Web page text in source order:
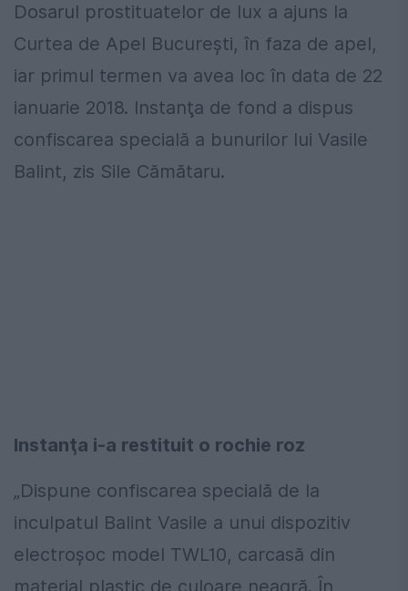
Dosarul prostituatelor de lux a ajuns la
Curtea de Apel Bucureşti, în faza de apel,
iar primul termen va avea loc în data de 22
ianuarie 2018. Instanţa de fond a dispus
confiscarea specială a bunurilor lui Vasile
Balint, zis Sile Cămătaru.
Instanţa i-a restituit o rochie roz
„Dispune confiscarea specială de la
inculpatul Balint Vasile a unui dispozitiv
electroşoc model TWL10, carcasă din
material plastic de culoare neagră. În